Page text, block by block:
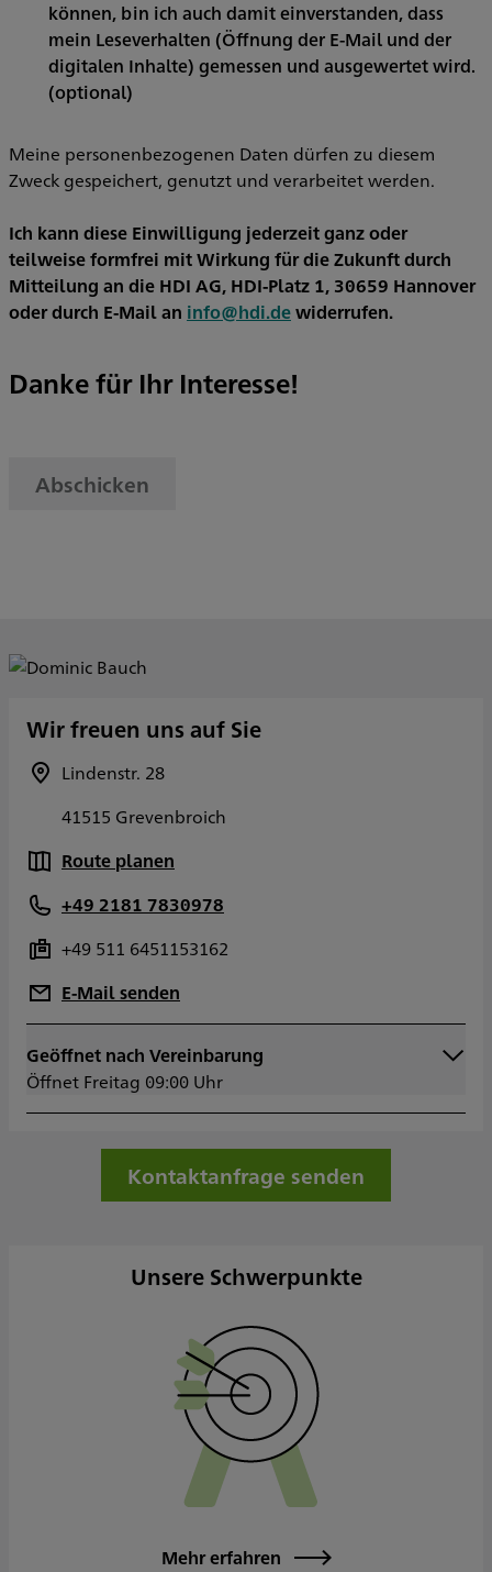
können, bin ich auch damit einverstanden, dass
mein Leseverhalten (Öffnung der E-Mail und der
digitalen Inhalte) gemessen und ausgewertet wird.
(optional)
Meine personenbezogenen Daten dürfen zu diesem
Zweck gespeichert, genutzt und verarbeitet werden.
Ich kann diese Einwilligung jederzeit ganz oder
teilweise formfrei mit Wirkung für die Zukunft durch
Mitteilung an die HDI AG, HDI-Platz 1, 30659 Hannover
oder durch E-Mail an info@hdi.dewiderrufen.
Danke für Ihr Interesse!
Abschicken
Wir freuen uns auf Sie
Lindenstr. 28
41515 Grevenbroich
Route planen
+49 2181 7830978
+49 511 6451153162
E-Mail senden
Geöffnet nach Vereinbarung
Öffnet Freitag 09:00 Uhr
Montag
Dienstag
Mittwoch
09:00 - 16:00
Kontaktanfrage senden
Unsere Schwerpunkte
Mehr erfahren